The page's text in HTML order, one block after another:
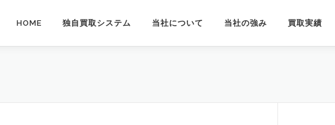
HOME 独自買取システム 当社について 当社の強み 買取実績